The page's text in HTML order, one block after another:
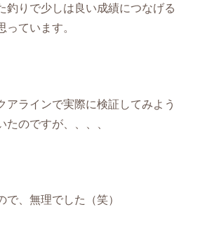
釣りで少しは良い成績につなげる
っています。
アラインで実際に検証してみよう
たのですが、、、、
、無理でした（笑）